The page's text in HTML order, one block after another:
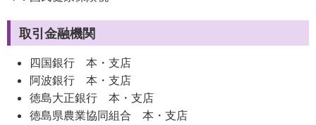
取引金融機関
四国銀行 本・支店
阿波銀行 本・支店
徳島大正銀行 本・支店
徳島県農業協同組合 本・支店